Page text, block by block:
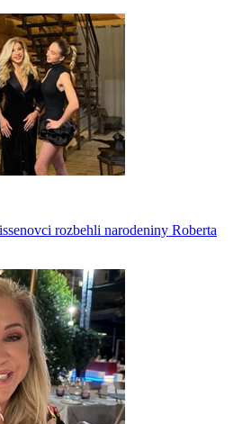
rozbehli narodeniny Roberta